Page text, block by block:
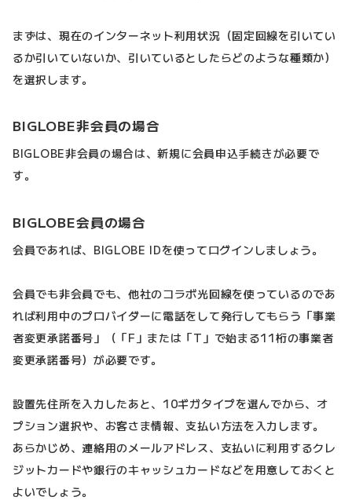
まずは、現在のインターネット利用状況（固定回線を引いてい
るか引いていないか、引いているとしたらどのような種類か）
を選択します。
BIGLOBE非会員の場合
BIGLOBE非会員の場合は、新規に会員申込手続きが必要で
す。
BIGLOBE会員の場合
会員であれば、BIGLOBE IDを使ってログインしましょう。
会員でも非会員でも、他社のコラボ光回線を使っているのであ
れば利用中のプロバイダーに電話をして発行してもらう「事業
者変更承諾番号」（「F」または「T」で始まる11桁の事業者
変更承諾番号）が必要です。
設置先住所を入力したあと、10ギガタイプを選んでから、オ
プション選択や、お客さま情報、支払い方法を入力します。
あらかじめ、連絡用のメールアドレス、支払いに利用するクレ
ジットカードや銀行のキャッシュカードなどを用意しておくと
よいでしょう。